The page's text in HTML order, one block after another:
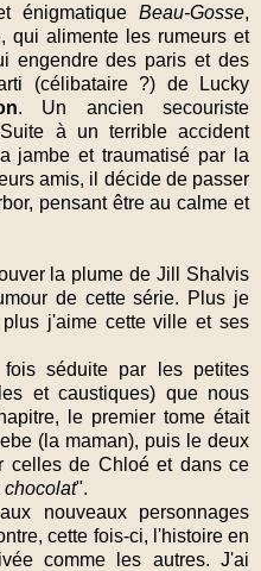
énigmatique Beau-Gosse,
qui alimente les rumeurs et
engendre des paris et des
(célibataire ?) de Lucky
. Un ancien secouriste
à un terrible accident
jambe et traumatisé par la
amis, il décide de passer
pensant être au calme et
la plume de Jill Shalvis
de cette série. Plus je
j'aime cette ville et ses
séduite par les petites
et caustiques) que nous
le premier tome était
(la maman), puis le deux
celles de Chloé et dans ce
chocolat".
nouveaux personnages
cette fois-ci, l'histoire en
comme les autres. J'ai